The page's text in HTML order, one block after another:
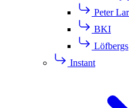
Peter
BKI
Löfbergs
Instant